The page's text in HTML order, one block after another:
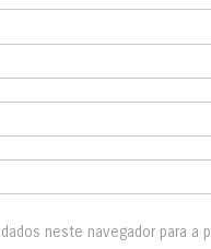
neste navegador para a